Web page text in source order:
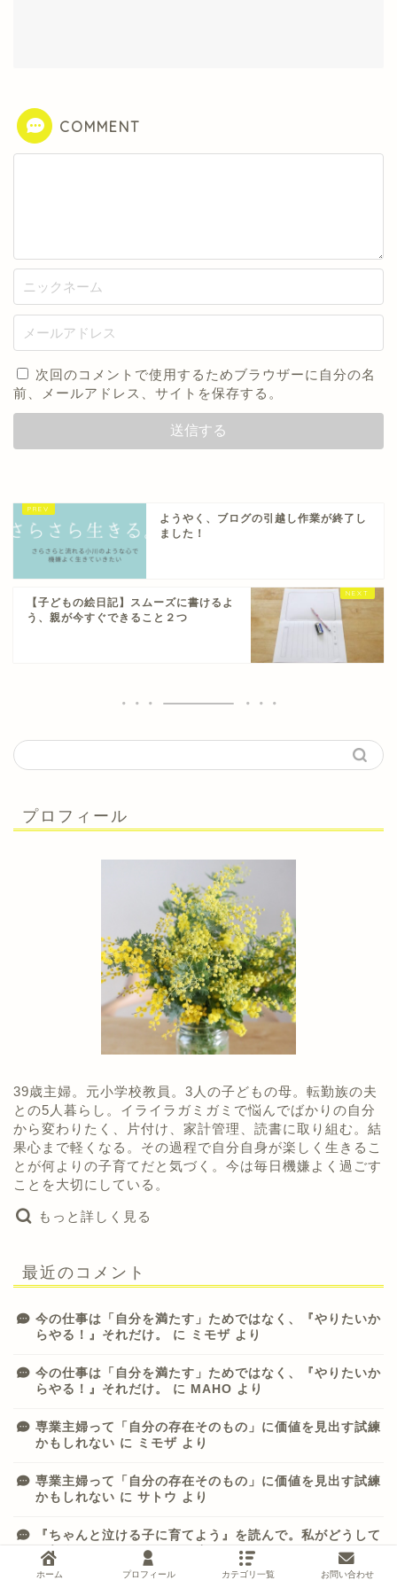
COMMENT
次回のコメントで使用するためブラウザーに自分の名
前、メールアドレス、サイトを保存する。
ようやく、ブログの引越し作業が終了し
ました！
【子どもの絵日記】スムーズに書けるよ
う、親が今すぐできること２つ
プロフィール
39歳主婦。元小学校教員。3人の子どもの母。転勤族の夫
との5人暮らし。イライラガミガミで悩んでばかりの自分
から変わりたく、片付け、家計管理、読書に取り組む。結
果心まで軽くなる。その過程で自分自身が楽しく生きるこ
とが何よりの子育てだと気づく。今は毎日機嫌よく過ごす
ことを大切にしている。
もっと詳しく見る
最近のコメント
今の仕事は「自分を満たす」ためではなく、『やりたいか
らやる！』それだけ。
に ミモザ より
今の仕事は「自分を満たす」ためではなく、『やりたいか
らやる！』それだけ。
に MAHO より
専業主婦って「自分の存在そのもの」に価値を見出す試練
かもしれない に ミモザ より
専業主婦って「自分の存在そのもの」に価値を見出す試練
かもしれない に サトウ より
『ちゃんと泣ける子に育てよう』を読んで。私がどうして
も伝えたいこと。
に
ホーム プロフィール カテゴリ一覧 お問い合わせ